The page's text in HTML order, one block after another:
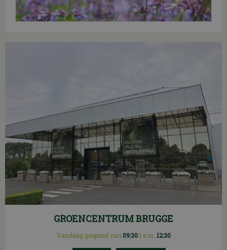
GROENCENTRUM BRUGGE
Vandaag geopend van 09:30t.e.m. 12:30